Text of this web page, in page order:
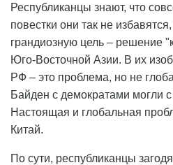
Республиканцы знают, что
повестки они так не
грандиозную цель – решение
Юго-Восточной Азии. В их
РФ – это проблема, но не
Байден с демократами могли с
Настоящая и глобальная
Китай.
По сути, республиканцы